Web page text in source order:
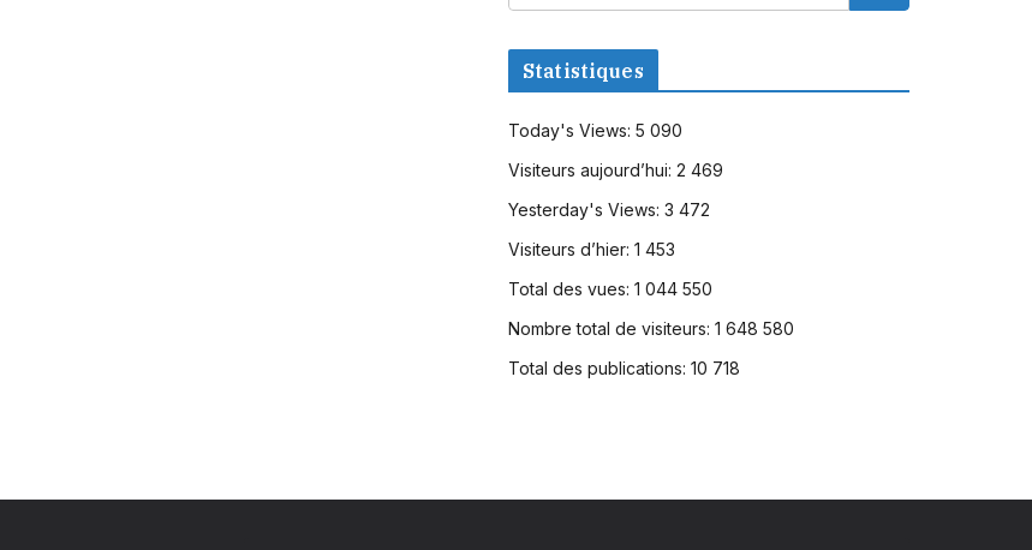
Statistiques
Today's Views: 5 090
Visiteurs aujourd’hui: 2 469
Yesterday's Views: 3 472
Visiteurs d’hier: 1 453
Total des vues: 1 044 550
Nombre total de visiteurs: 1 648 580
Total des publications: 10 718